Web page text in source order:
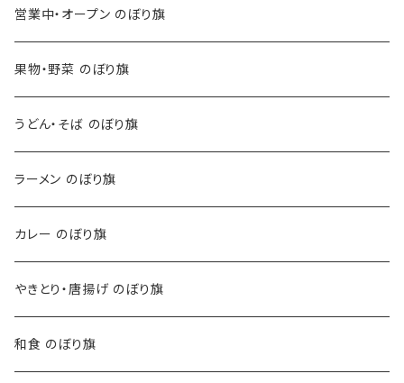
営業中・オープン のぼり旗
果物・野菜 のぼり旗
うどん・そば のぼり旗
ラーメン のぼり旗
カレー のぼり旗
やきとり・唐揚げ のぼり旗
和食 のぼり旗